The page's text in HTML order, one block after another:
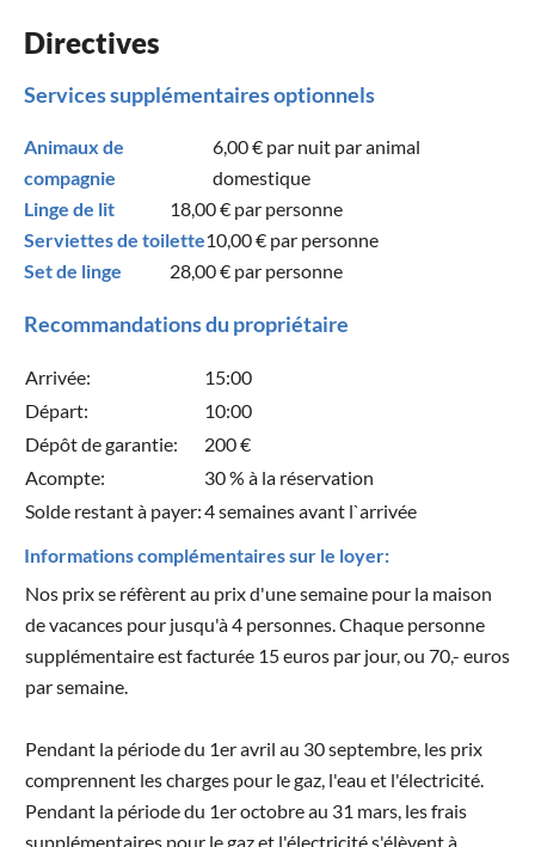
Directives
Services supplémentaires optionnels
Animaux de
compagnie
6,00 € par nuit par animal
domestique
Linge de lit
18,00 € par personne
Serviettes de toilette10,00 € par personne
Set de linge
28,00 € par personne
Recommandations du propriétaire
Arrivée:
15:00
Départ:
10:00
Dépôt de garantie:
200 €
Acompte:
30 % à la réservation
Solde restant à payer:4 semaines avant l`arrivée
Informations complémentaires sur le loyer:
Nos prix se réfèrent au prix d'une semaine pour la maison
de vacances pour jusqu'à 4 personnes. Chaque personne
supplémentaire est facturée 15 euros par jour, ou 70,- euros
par semaine.
Pendant la période du 1er avril au 30 septembre, les prix
comprennent les charges pour le gaz, l'eau et l'électricité.
Pendant la période du 1er octobre au 31 mars, les frais
supplémentaires pour le gaz et l'électricité s'élèvent à